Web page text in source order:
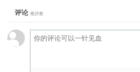
评论 抢沙发